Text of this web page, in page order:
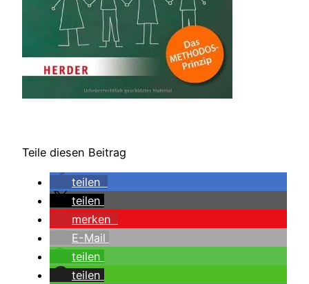
Teile diesen Beitrag
teilen
teilen
merken
E-Mail
teilen
teilen